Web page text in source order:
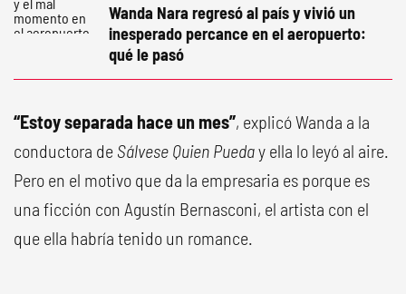
Wanda Nara regresó al país y vivió un
inesperado percance en el aeropuerto:
qué le pasó
“Estoy separada hace un mes”, explicó Wanda a la
conductora de Sálvese Quien Pueday ella lo leyó al aire.
Pero en el motivo que da la empresaria es porque es
una ficción con Agustín Bernasconi, el artista con el
que ella habría tenido un romance.